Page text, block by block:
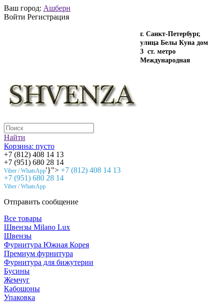
Ваш город: Ашберн
Войти Регистрация
г. Санкт-Петербург,
улица Белы Куна дом
3 ст. метро
Международная
Найти
Корзина: пусто
+7 (812) 408 14 13
+7 (951) 680 28 14
Viber / WhatsApp'}"> +7 (812) 408 14 13
+7 (951) 680 28 14
Viber / WhatsApp
Отправить сообщение
Все товары
Швензы Milano Lux
Швензы
Фурнитура Южная Корея
Премиум фурнитура
Фурнитура для бижутерии
Бусины
Жемчуг
Кабошоны
Упаковка